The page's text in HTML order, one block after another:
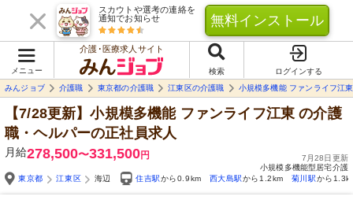
スカウトや選考の連絡を
通知でお知らせ
無料インストール
メニュー
介護･医療求人サイト
検索
ログインする
みんジョブ
介護職 東京都の介護職 江東区の介護職 小規模多機能 ファンライフ江東
【7/28更新】小規模多機能 ファンライフ江東 の介護
職・ヘルパーの正社員求人
月給278,500〜331,500円
7月28日更新
小規模多機能型居宅介護
東京都
江東区 海辺 住吉駅から0.9km 西大島駅から1.2km 菊川駅から